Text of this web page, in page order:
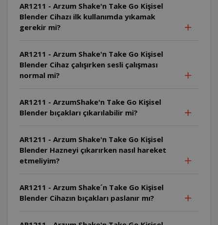
AR1211 - Arzum Shake'n Take Go Kişisel
Blender Cihazı ilk kullanımda yıkamak
gerekir mi?
AR1211 - Arzum Shake'n Take Go Kişisel
Blender Cihaz çalışırken sesli çalışması
normal mi?
AR1211 - ArzumShake'n Take Go Kişisel
Blender bıçakları çıkarılabilir mi?
AR1211 - Arzum Shake'n Take Go Kişisel
Blender Hazneyi çıkarırken nasıl hareket
etmeliyim?
AR1211 - Arzum Shake´n Take Go Kişisel
Blender Cihazın bıçakları paslanır mı?